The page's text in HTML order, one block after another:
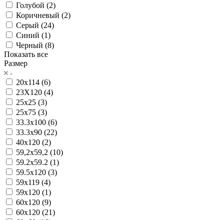
Голубой (2)
Коричневый (2)
Серый (24)
Синий (1)
Черный (8)
Показать все
Размер
20x114 (6)
23X120 (4)
25x25 (3)
25x75 (3)
33.3x100 (6)
33.3x90 (22)
40x120 (2)
59,2x59,2 (10)
59.2x59.2 (1)
59.5x120 (3)
59x119 (4)
59x120 (1)
60x120 (9)
60х120 (21)